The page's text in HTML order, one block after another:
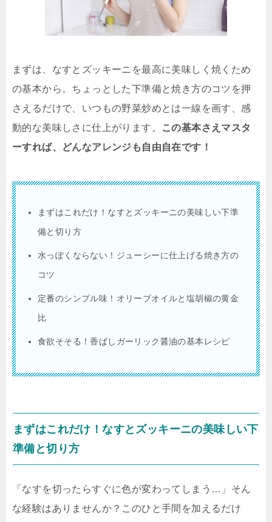
まずは、なすとズッキーニを最高に美味しく焼くため
の基本から。ちょっとした下準備と焼き方のコツを押
さえるだけで、いつもの野菜炒めとは一線を画す、感
動的な美味しさに仕上がります。
この基本さえマスタ
ーすれば、どんなアレンジも自由自在です！
まずはこれだけ！なすとズッキーニの美味しい下準
備と切り方
水っぽくならない！ジューシーに仕上げる焼き方の
コツ
定番のシンプル味！オリーブオイルと塩胡椒の黄金
比
食欲そそる！香ばしガーリック醤油の基本レシピ
まずはこれだけ！なすとズッキーニの美味しい下
準備と切り方
「なすを切ったらすぐに色が変わってしまう…」そん
な経験はありませんか？このひと手間を加えるだけ